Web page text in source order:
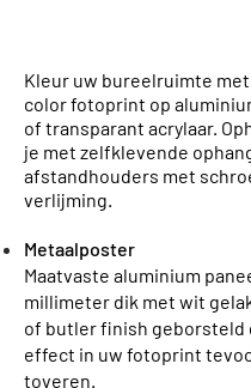
Kleur uw bureelruimte
color fotoprint op
of transparant acrylaar.
je met zelfklevende
afstandhouders met
verlijming.
Metaalposter
Maatvaste aluminium
millimeter dik met wit
of butler finish geborsteld
effect in uw fotoprint
toveren.